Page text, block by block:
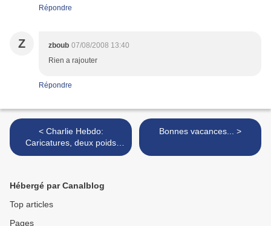
Répondre
Z zboub 07/08/2008 13:40
Rien a rajouter
Répondre
< Charlie Hebdo:
Caricatures, deux poids
deux mesures...
Bonnes vacances... >
Hébergé par Canalblog
Top articles
Pages